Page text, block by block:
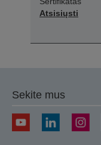
Atsisiųsti
Sekite mus